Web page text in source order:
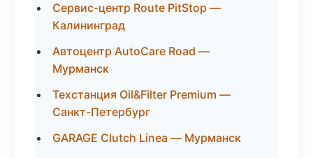
Сервис-центр Route PitStop —
Калининград
Автоцентр AutoCare Road —
Мурманск
Техстанция Oil&Filter Premium —
Санкт-Петербург
GARAGE Clutch Linea — Мурманск